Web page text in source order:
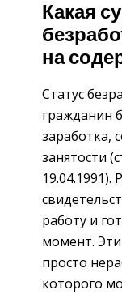
Какая
на
Статус
гражданин
заработка,
занятости
19.04.1991).
работу и
момент.
просто
которого